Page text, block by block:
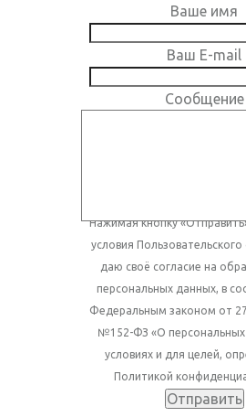
Ваше имя
Ваш E-mail
Сообщение
Нажимая кнопку
условия Пользовательского
даю своё согласие на
персональных данных, в
Федеральным законом от
№152-ФЗ «О персональных
условиях и для целей,
Политикой